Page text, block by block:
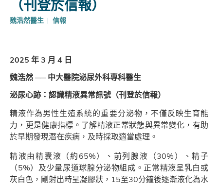
（刊登於信報）
魏浩然醫生 信報
2025 年 3 月 4 日
魏浩然 ── 中大醫院泌尿外科專科醫生
泌尿心跡：認識精液異常訊號（刊登於信報）
精液作為男性生殖系統的重要分泌物，不僅反映生育能
力，更是健康指標。了解精液正常狀態與異常變化，有助
於早期發現潛在疾病，及時採取適當處理。
精液由精囊液（約65%）、前列腺液（30%）、精子
（5%）及少量尿道球腺分泌物組成。正常精液呈乳白或
灰白色，剛射出時呈凝膠狀，15至30分鐘後逐漸液化為水